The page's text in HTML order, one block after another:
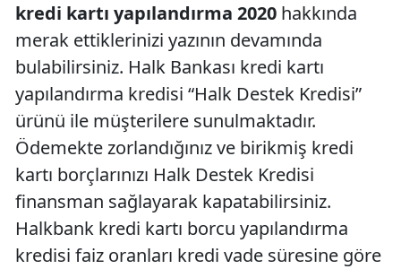
kredi kartı yapılandırma 2020 hakkında
merak ettiklerinizi yazının devamında
bulabilirsiniz. Halk Bankası kredi kartı
yapılandırma kredisi “Halk Destek Kredisi”
ürünü ile müşterilere sunulmaktadır.
Ödemekte zorlandığınız ve birikmiş kredi
kartı borçlarınızı Halk Destek Kredisi
finansman sağlayarak kapatabilirsiniz.
Halkbank kredi kartı borcu yapılandırma
kredisi faiz oranları kredi vade süresine göre